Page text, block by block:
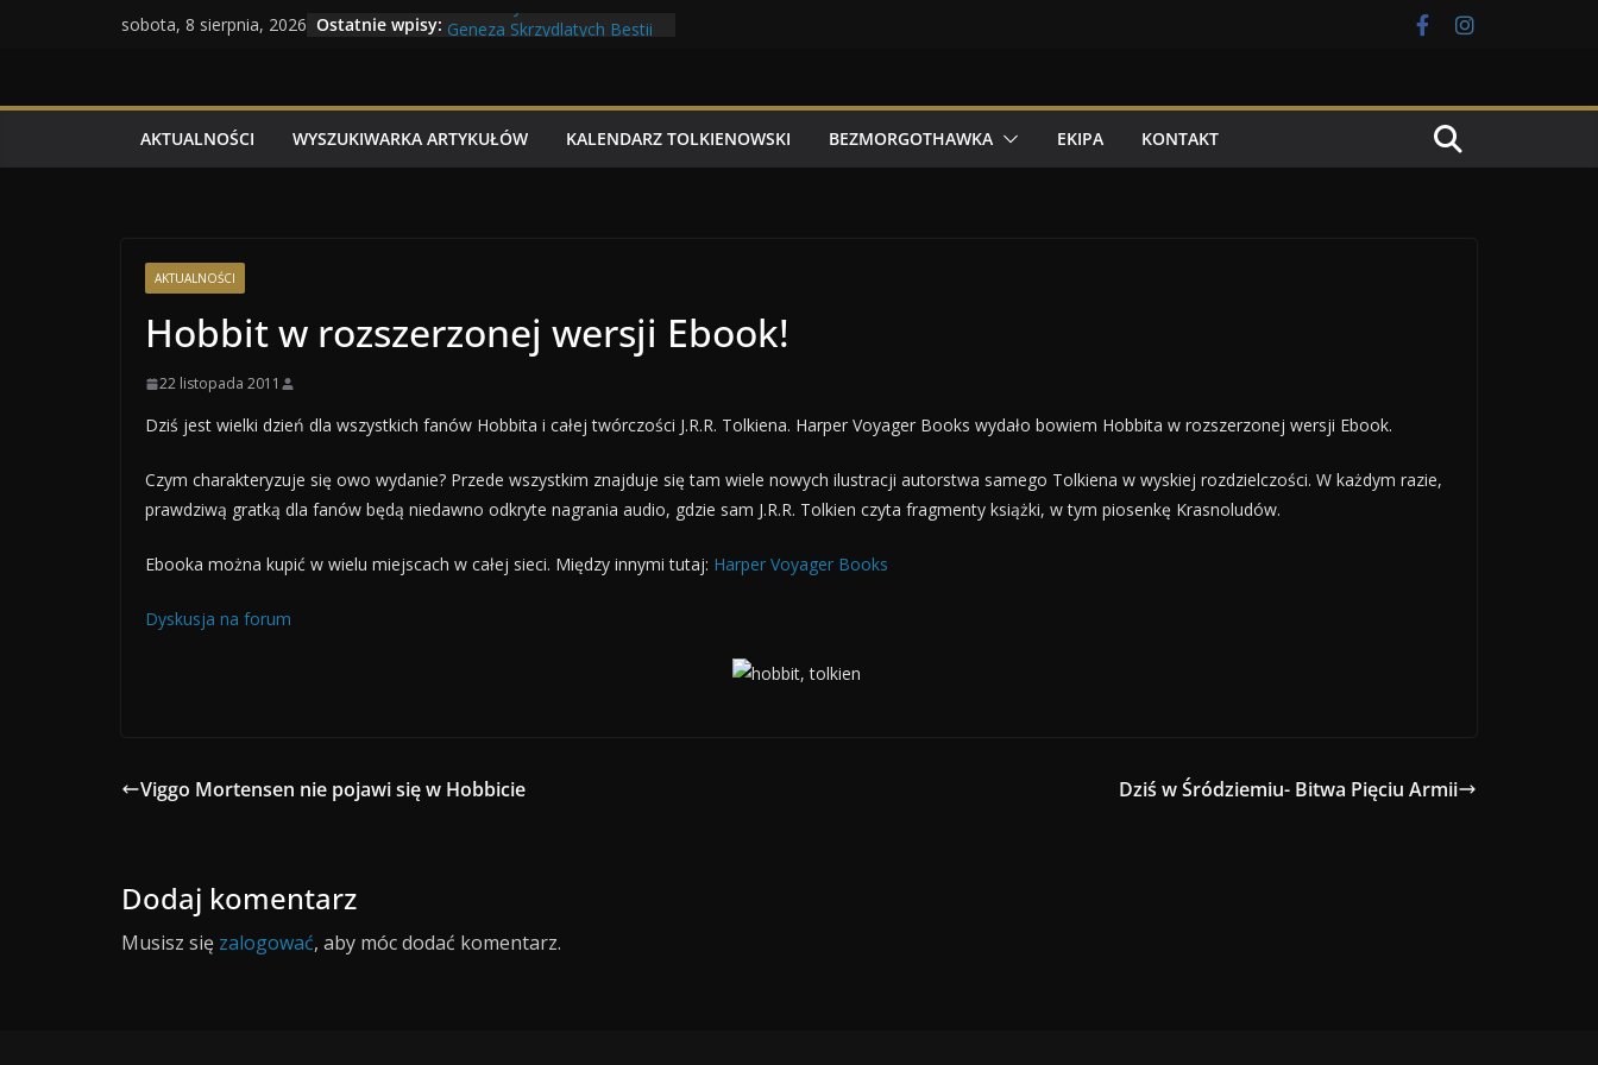
sobota, 8 sierpnia, 2026 Ostatnie wpisy:
Maratony filmowe 2026
Geneza Skrzydlatych Bestii
Dzień dobry Tolk Folku!
AKTUALNOŚCI
WYSZUKIWARKA ARTYKUŁÓW KALENDARZ TOLKIENOWSKI BEZMORGOTHAWKA EKIPA KONTAKT
AKTUALNOŚCI
Hobbit w rozszerzonej wersji Ebook!
22 listopada 2011
Dziś jest wielki dzień dla wszystkich fanów Hobbita i całej twórczości J.R.R. Tolkiena. Harper Voyager Books wydało bowiem Hobbita w rozszerzonej wersji Ebook.
Czym charakteryzuje się owo wydanie? Przede wszystkim znajduje się tam wiele nowych ilustracji autorstwa samego Tolkiena w wyskiej rozdzielczości. W każdym razie,
prawdziwą gratką dla fanów będą niedawno odkryte nagrania audio, gdzie sam J.R.R. Tolkien czyta fragmenty książki, w tym piosenkę Krasnoludów.
Ebooka można kupić w wielu miejscach w całej sieci. Między innymi tutaj: Harper Voyager Books
Dyskusja na forum
Viggo Mortensen nie pojawi się w Hobbicie Dziś w Śródziemiu- Bitwa Pięciu Armii
Dodaj komentarz
Musisz się zalogować, aby móc dodać komentarz.